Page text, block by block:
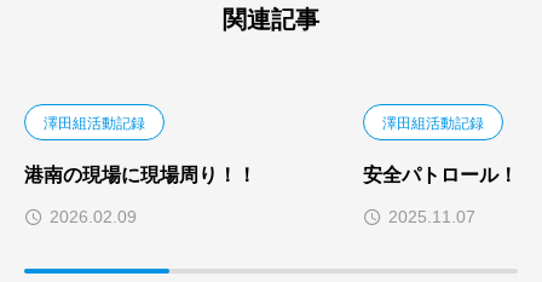
関連記事
澤田組活動記録
港南の現場に現場周り！！
2026.02.09
澤田組活動記録
安全パトロール！
2025.11.07